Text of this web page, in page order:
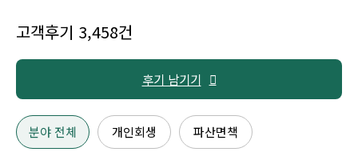
고객후기 3,458건
후기 남기기
분야 전체 개인회생 파산면책